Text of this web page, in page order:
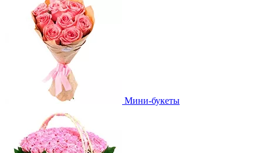
Мини-букеты